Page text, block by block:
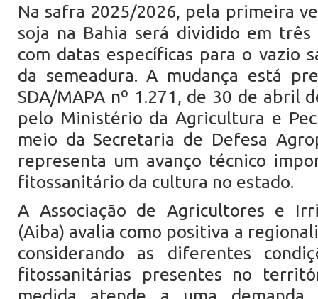
Na safra 2025/2026, pela primeira
soja na Bahia será dividido em
com datas específicas para o vazio
da semeadura. A mudança está
SDA/MAPA nº 1.271, de 30 de abril
pelo Ministério da Agricultura e
meio da Secretaria de Defesa
representa um avanço técnico
fitossanitário da cultura no estado.
A Associação de Agricultores e
(Aiba) avalia como positiva a
considerando as diferentes
fitossanitárias presentes no